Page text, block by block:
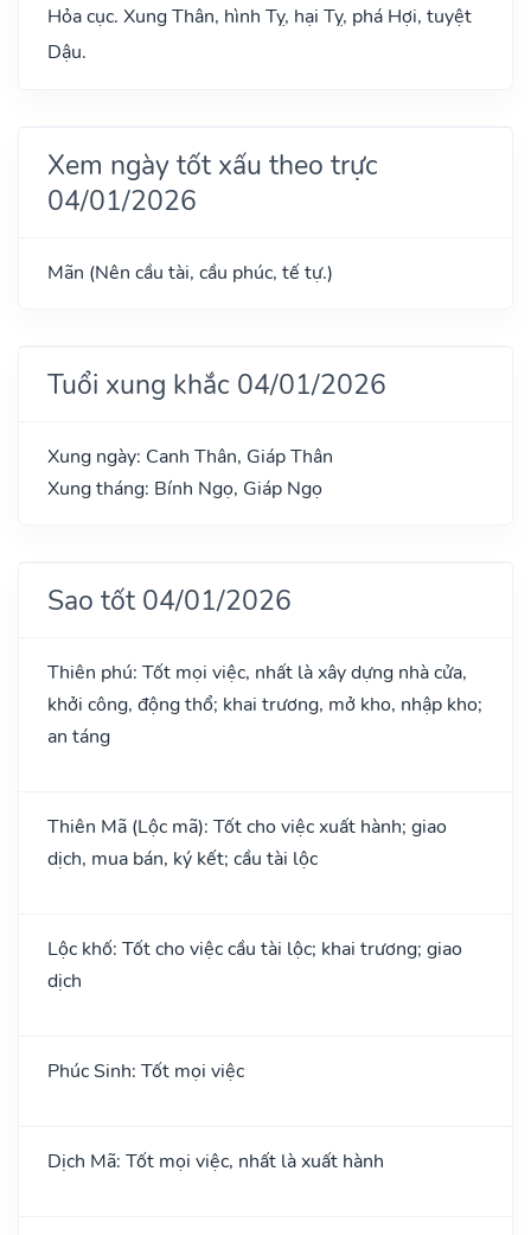
Hỏa cục. Xung Thân, hình Tỵ, hại Tỵ, phá Hợi, tuyệt
Dậu.
Xem ngày tốt xấu theo trực
04/01/2026
Mãn (Nên cầu tài, cầu phúc, tế tự.)
Tuổi xung khắc 04/01/2026
Xung ngày: Canh Thân, Giáp Thân
Xung tháng: Bính Ngọ, Giáp Ngọ
Sao tốt 04/01/2026
Thiên phú: Tốt mọi việc, nhất là xây dựng nhà cửa,
khởi công, động thổ; khai trương, mở kho, nhập kho;
an táng
Thiên Mã (Lộc mã): Tốt cho việc xuất hành; giao
dịch, mua bán, ký kết; cầu tài lộc
Lộc khố: Tốt cho việc cầu tài lộc; khai trương; giao
dịch
Phúc Sinh: Tốt mọi việc
Dịch Mã: Tốt mọi việc, nhất là xuất hành